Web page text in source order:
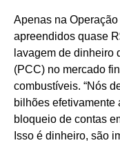
Apenas na
apreendidos quase
lavagem de dinheiro
(PCC) no mercado
combustíveis. “Nós
bilhões efetivamente
bloqueio de contas
Isso é dinheiro, são